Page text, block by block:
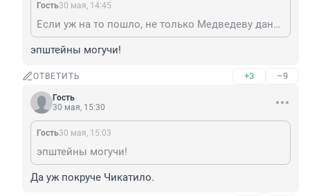
Гость30 мая, 14:45
Если уж на то пошло, не только Медведеву дано ядерным оружием пугать. ВМС ЦАХАЛ быстро растёт. В его составе есть подводные лодки с ядерными ракетами. Но до греха дело лучше не доводить.
эпштейны могучи!
ОТВЕТИТЬ +3 –9
Гость
30 мая, 15:30
Гость30 мая, 15:03
эпштейны могучи!
Да уж покруче Чикатило.